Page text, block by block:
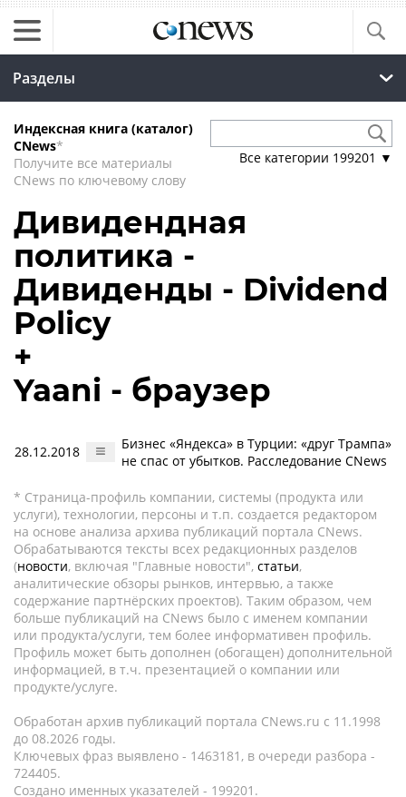
Разделы
Индексная книга (каталог)
CNews*
Получите все материалы
CNews по ключевому слову
Все категории 199201 ▼
Дивидендная
политика -
Дивиденды - Dividend
Policy
+
Yaani - браузер
28.12.2018
Бизнес «Яндекса» в Турции: «друг Трампа»
не спас от убытков. Расследование CNews
* Страница-профиль компании, системы (продукта или
услуги), технологии, персоны и т.п. создается редактором
на основе анализа архива публикаций портала CNews.
Обрабатываются тексты всех редакционных разделов
(новости, включая "Главные новости", статьи,
аналитические обзоры рынков, интервью, а также
содержание партнёрских проектов). Таким образом, чем
больше публикаций на CNews было с именем компании
или продукта/услуги, тем более информативен профиль.
Профиль может быть дополнен (обогащен) дополнительной
информацией, в т.ч. презентацией о компании или
продукте/услуге.
Обработан архив публикаций портала CNews.ru c 11.1998
до 08.2026 годы.
Ключевых фраз выявлено - 1463181, в очереди разбора -
724405.
Создано именных указателей - 199201.